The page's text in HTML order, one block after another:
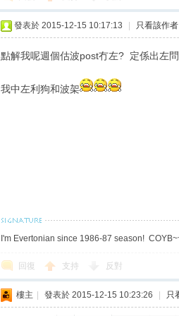
發表於 2015-12-15 10:17:13 只看該作者
點解我呢週個估波post冇左? 定係出左
我中左利狗和波架
I'm Evertonian since 1986-87 season!
回復 支持 反對
樓主 發表於 2015-12-15 10:23:26 只